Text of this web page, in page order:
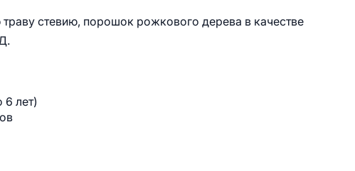
стевию, порошок рожкового дерева в качестве
6 лет)